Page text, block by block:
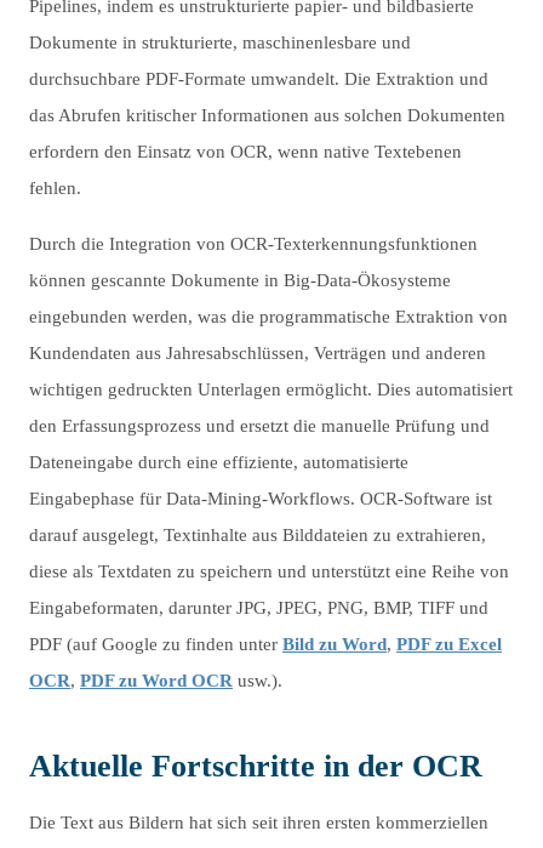
Pipelines, indem es unstrukturierte papier- und bildbasierte
Dokumente in strukturierte, maschinenlesbare und
durchsuchbare PDF-Formate umwandelt. Die Extraktion und
das Abrufen kritischer Informationen aus solchen Dokumenten
erfordern den Einsatz von OCR, wenn native Textebenen
fehlen.
Durch die Integration von OCR-Texterkennungsfunktionen
können gescannte Dokumente in Big-Data-Ökosysteme
eingebunden werden, was die programmatische Extraktion von
Kundendaten aus Jahresabschlüssen, Verträgen und anderen
wichtigen gedruckten Unterlagen ermöglicht. Dies automatisiert
den Erfassungsprozess und ersetzt die manuelle Prüfung und
Dateneingabe durch eine effiziente, automatisierte
Eingabephase für Data-Mining-Workflows. OCR-Software ist
darauf ausgelegt, Textinhalte aus Bilddateien zu extrahieren,
diese als Textdaten zu speichern und unterstützt eine Reihe von
Eingabeformaten, darunter JPG, JPEG, PNG, BMP, TIFF und
PDF (auf Google zu finden unter Bild zu Word, PDF zu Excel
OCR, PDF zu Word OCR usw.).
Aktuelle Fortschritte in der OCR
Die Text aus Bildern hat sich seit ihren ersten kommerziellen